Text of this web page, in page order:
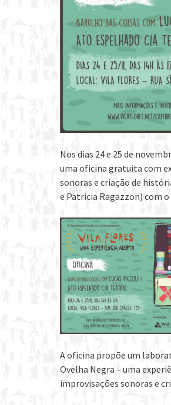
Nos dias 24 e 25 de
uma oficina gratuita com
sonoras e criação de
e Patricia Ragazzon) com
A oficina propõe um
Ovelha Negra – uma
improvisações sonoras e